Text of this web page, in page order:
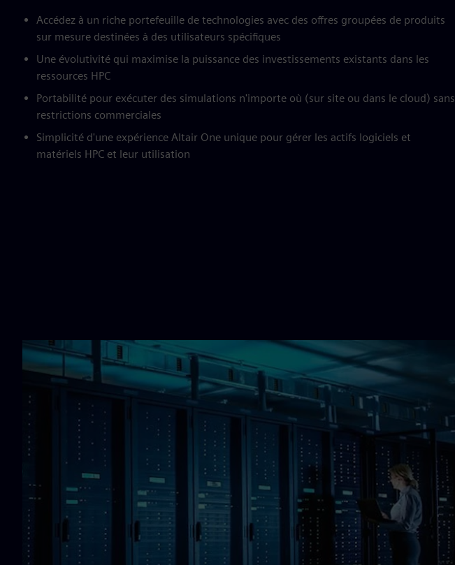
Accédez à un riche portefeuille de technologies avec des offres groupées de produits
sur mesure destinées à des utilisateurs spécifiques
Une évolutivité qui maximise la puissance des investissements existants dans les
ressources HPC
Portabilité pour exécuter des simulations n'importe où (sur site ou dans le cloud) sans
restrictions commerciales
Simplicité d'une expérience Altair One unique pour gérer les actifs logiciels et
matériels HPC et leur utilisation